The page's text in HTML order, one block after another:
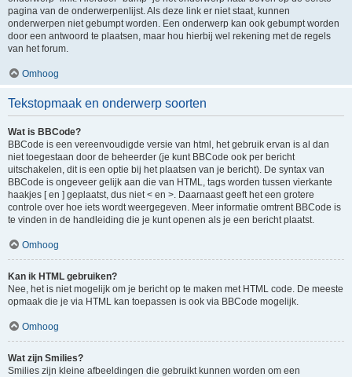
pagina van de onderwerpenlijst. Als deze link er niet staat, kunnen
onderwerpen niet gebumpt worden. Een onderwerp kan ook gebumpt worden
door een antwoord te plaatsen, maar hou hierbij wel rekening met de regels
van het forum.
Omhoog
Tekstopmaak en onderwerp soorten
Wat is BBCode?
BBCode is een vereenvoudigde versie van html, het gebruik ervan is al dan
niet toegestaan door de beheerder (je kunt BBCode ook per bericht
uitschakelen, dit is een optie bij het plaatsen van je bericht). De syntax van
BBCode is ongeveer gelijk aan die van HTML, tags worden tussen vierkante
haakjes [ en ] geplaatst, dus niet < en >. Daarnaast geeft het een grotere
controle over hoe iets wordt weergegeven. Meer informatie omtrent BBCode is
te vinden in de handleiding die je kunt openen als je een bericht plaatst.
Omhoog
Kan ik HTML gebruiken?
Nee, het is niet mogelijk om je bericht op te maken met HTML code. De meeste
opmaak die je via HTML kan toepassen is ook via BBCode mogelijk.
Omhoog
Wat zijn Smilies?
Smilies zijn kleine afbeeldingen die gebruikt kunnen worden om een